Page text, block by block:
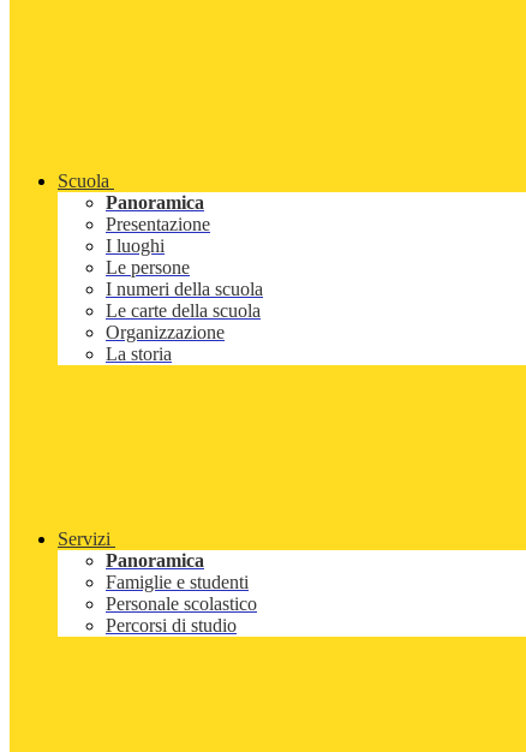
Scuola
Panoramica
Presentazione
I luoghi
Le persone
I numeri della scuola
Le carte della scuola
Organizzazione
La storia
Servizi
Panoramica
Famiglie e studenti
Personale scolastico
Percorsi di studio